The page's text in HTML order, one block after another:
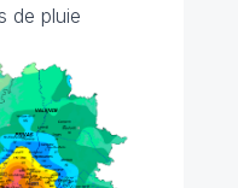
de pluie